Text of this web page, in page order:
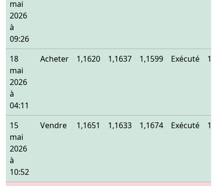
mai
2026
à
09:26
18
mai
2026
à
04:11
Acheter 1,1620 1,1637 1,1599 Exécuté
15
mai
2026
à
10:52
Vendre 1,1651 1,1633 1,1674 Exécuté